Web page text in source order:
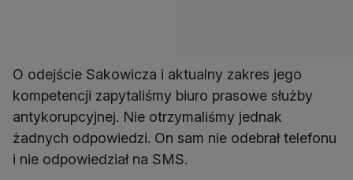
O odejście Sakowicza i aktualny zakres jego
kompetencji zapytaliśmy biuro prasowe służby
antykorupcyjnej. Nie otrzymaliśmy jednak
żadnych odpowiedzi. On sam nie odebrał telefonu
i nie odpowiedział na SMS.